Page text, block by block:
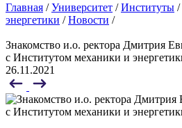
Главная /Университет /Институты /
энергетики /Новости /
Знакомство и.о. ректора Дмитрия
с Институтом механики и
26.11.2021